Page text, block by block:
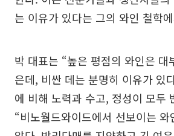
는 이유가 있다는 그의 와인 철학
박 대표는 “높은 평점의 와인은 대
은데, 비싼 데는 분명히 이유가 있
에 비해 노력과 수고, 정성이 모두
“비노월드와이드에서 선보이는 와